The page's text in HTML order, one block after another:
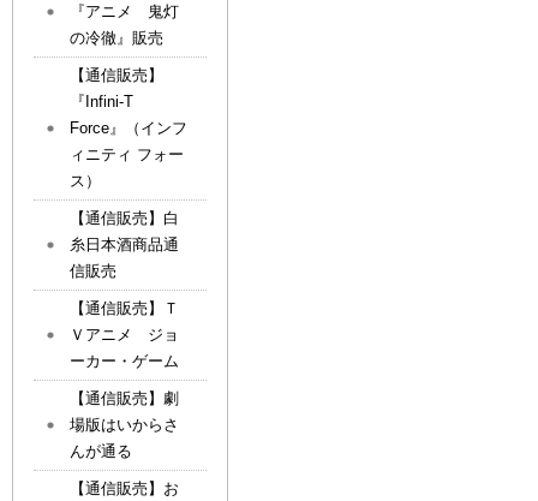
『アニメ 鬼灯
の冷徹』販売
【通信販売】
『Infini-T
Force』（インフ
ィニティ フォー
ス）
【通信販売】白
糸日本酒商品通
信販売
【通信販売】Ｔ
Ｖアニメ ジョ
ーカー・ゲーム
【通信販売】劇
場版はいからさ
んが通る
【通信販売】お